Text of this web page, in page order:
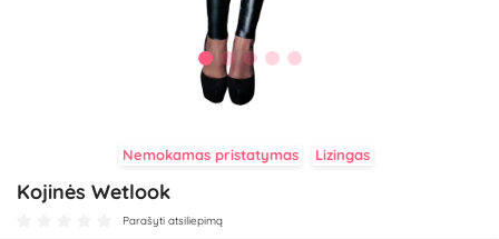
Nemokamas pristatymas Lizingas
Kojinės Wetlook
Parašyti atsiliepimą